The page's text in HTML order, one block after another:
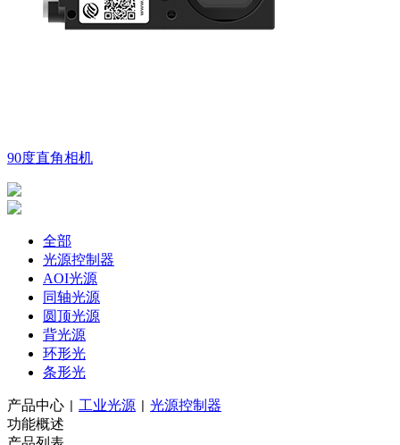
90度直角相机
全部
光源控制器
AOI光源
同轴光源
圆顶光源
背光源
环形光
条形光
产品中心 工业光源
光源控制器
功能概述